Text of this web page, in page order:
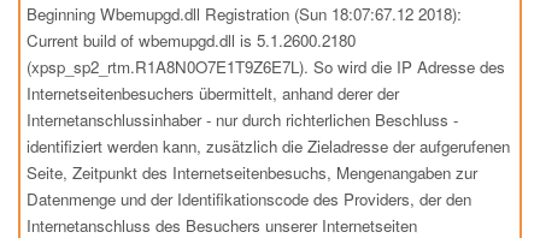
Beginning Wbemupgd.dll Registration (Sun 18:07:67.12 2018):
Current build of wbemupgd.dll is 5.1.2600.2180
(xpsp_sp2_rtm.R1A8N0O7E1T9Z6E7L). So wird die IP Adresse des
Internetseitenbesuchers übermittelt, anhand derer der
Internetanschlussinhaber - nur durch richterlichen Beschluss -
identifiziert werden kann, zusätzlich die Zieladresse der aufgerufenen
Seite, Zeitpunkt des Internetseitenbesuchs, Mengenangaben zur
Datenmenge und der Identifikationscode des Providers, der den
Internetanschluss des Besuchers unserer Internetseiten